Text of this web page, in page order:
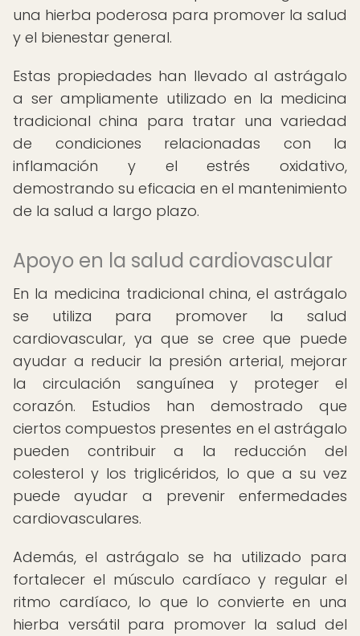
una hierba poderosa para promover la salud
y el bienestar general.
Estas propiedades han llevado al astrágalo
a ser ampliamente utilizado en la medicina
tradicional china para tratar una variedad
de condiciones relacionadas con la
inflamación y el estrés oxidativo,
demostrando su eficacia en el mantenimiento
de la salud a largo plazo.
Apoyo en la salud cardiovascular
En la medicina tradicional china, el astrágalo
se utiliza para promover la salud
cardiovascular, ya que se cree que puede
ayudar a reducir la presión arterial, mejorar
la circulación sanguínea y proteger el
corazón. Estudios han demostrado que
ciertos compuestos presentes en el astrágalo
pueden contribuir a la reducción del
colesterol y los triglicéridos, lo que a su vez
puede ayudar a prevenir enfermedades
cardiovasculares.
Además, el astrágalo se ha utilizado para
fortalecer el músculo cardíaco y regular el
ritmo cardíaco, lo que lo convierte en una
hierba versátil para promover la salud del